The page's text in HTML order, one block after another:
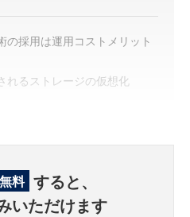
の採用は運用コストメリット
れるストレージの仮想化
無料 すると、
いただけます